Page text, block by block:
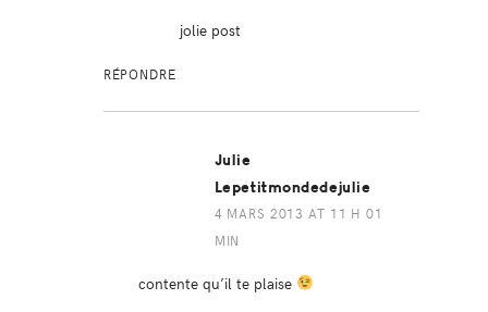
jolie post
RÉPONDRE
Julie
Lepetitmondedejulie
4 MARS 2013 AT 11 H 01
MIN
contente qu’il te plaise